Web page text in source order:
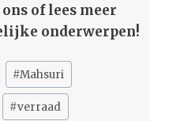
of lees meer
onderwerpen!
#Mahsuri
#verraad